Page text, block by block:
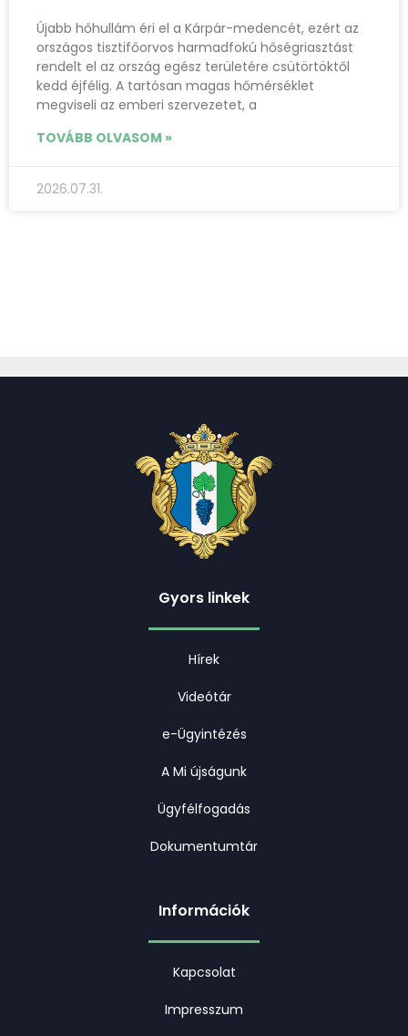
Újabb hőhullám éri el a Kárpár-medencét, ezért az
országos tisztifőorvos harmadfokú hőségriasztást
rendelt el az ország egész területére csütörtöktől
kedd éjfélig. A tartósan magas hőmérséklet
megviseli az emberi szervezetet, a
TOVÁBB OLVASOM »
2026.07.31.
Gyors linkek
Hírek
Videótár
e-Ügyintézés
A Mi újságunk
Ügyfélfogadás
Dokumentumtár
Információk
Kapcsolat
Impresszum